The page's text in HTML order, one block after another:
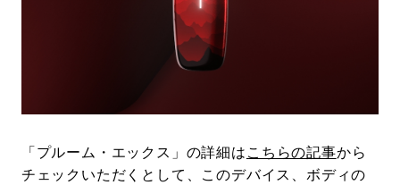
「プルーム・エックス」の詳細は こちらの記事から
チェックいただくとして、このデバイス、ボディの